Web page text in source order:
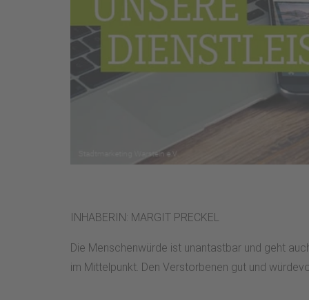
INHABERIN: MARGIT PRECKEL
Die Menschenwürde ist unantastbar und geht
im Mittelpunkt. Den Verstorbenen gut und